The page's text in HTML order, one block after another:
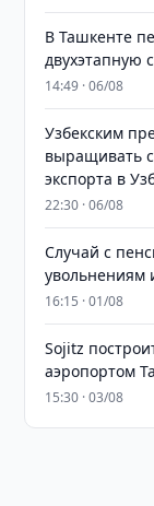
В Ташкенте
двухэтапную
14:49 · 06/08
Узбекским
выращивать
экспорта в
22:30 · 06/08
Случай с
увольнениям
16:15 · 01/08
Sojitz
аэропортом
15:30 · 03/08